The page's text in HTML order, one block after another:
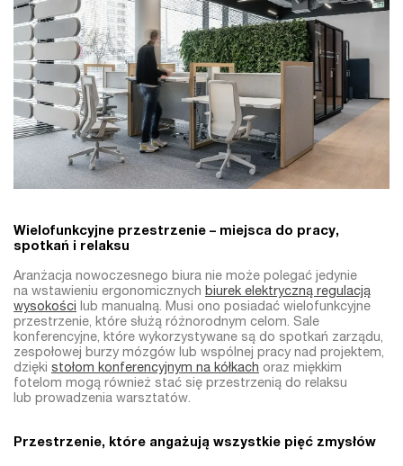
Wielofunkcyjne przestrzenie – miejsca do pracy,
spotkań i relaksu
Aranżacja nowoczesnego biura nie może polegać jedynie
na wstawieniu ergonomicznych biurek elektryczną regulacją
wysokości lub manualną. Musi ono posiadać wielofunkcyjne
przestrzenie, które służą różnorodnym celom. Sale
konferencyjne, które wykorzystywane są do spotkań zarządu,
zespołowej burzy mózgów lub wspólnej pracy nad projektem,
dzięki stołom konferencyjnym na kółkach oraz miękkim
fotelom mogą również stać się przestrzenią do relaksu
lub prowadzenia warsztatów.
Przestrzenie, które angażują wszystkie pięć zmysłów